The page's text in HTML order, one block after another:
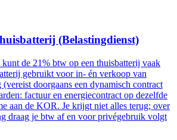
(Belastingdienst)
kunt de 21% btw op een thuisbatterij vaak
gebruikt voor in- én verkoop van
doorgaans een dynamisch contract
factuur en energiecontract op dezelfde
aan de KOR. Je krijgt niet alles terug; over
draag je btw af en voor privégebruik volgt